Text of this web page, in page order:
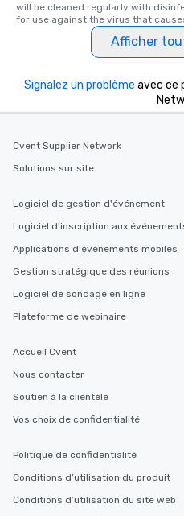
will be cleaned regularly with
for use against the virus that causes
Afficher
Signalez un problème avec ce
Cvent Supplier Network
Solutions sur site
Logiciel de gestion d'événement
Logiciel d'inscription aux
Applications d'événements mobiles
Gestion stratégique des réunions
Logiciel de sondage en ligne
Plateforme de webinaire
Accueil Cvent
Nous contacter
Soutien à la clientèle
Vos choix de confidentialité
Politique de confidentialité
Conditions d’utilisation du produit
Conditions d’utilisation du site web